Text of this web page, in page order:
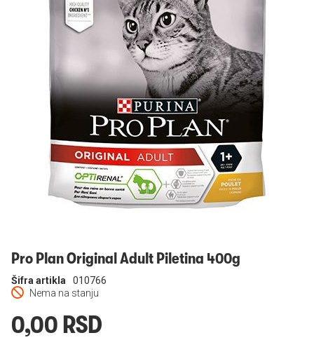
Pro Plan Original Adult Piletina 400g
Nema na stanju
Šifra artikla 010766
0,00 RSD